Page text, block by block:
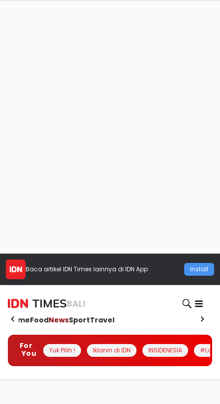
Baca artikel IDN Times lainnya di IDN App Install
BALI
HomeFoodNewsSportTravel
For
You
Yuk Pilih ! Iklanin di IDN INSIDENESIA